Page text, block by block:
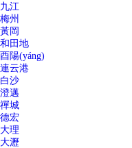
九江
梅州
黃岡
和田地
酉陽(yáng)
連云港
白沙
澄邁
禪城
德宏
大理
大瀝